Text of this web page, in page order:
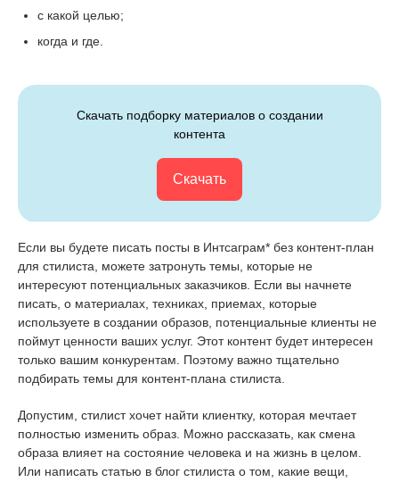
с какой целью;
когда и где.
Скачать подборку материалов о создании
контента
Скачать
Если вы будете писать посты в Интсаграм* без контент-план
для стилиста, можете затронуть темы, которые не
интересуют потенциальных заказчиков. Если вы начнете
писать, о материалах, техниках, приемах, которые
используете в создании образов, потенциальные клиенты не
поймут ценности ваших услуг. Этот контент будет интересен
только вашим конкурентам. Поэтому важно тщательно
подбирать темы для контент-плана стилиста.
Допустим, стилист хочет найти клиентку, которая мечтает
полностью изменить образ. Можно рассказать, как смена
образа влияет на состояние человека и на жизнь в целом.
Или написать статью в блог стилиста о том, какие вещи,